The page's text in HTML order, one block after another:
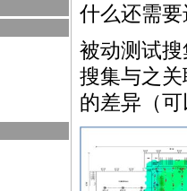
什么还需
被动测试
搜集与之
的差异（